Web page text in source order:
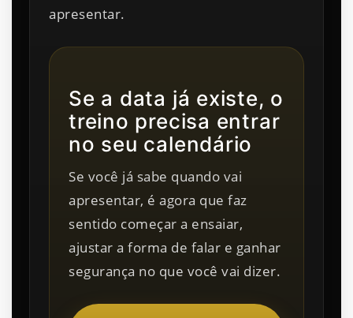
apresentar.
Se a data já existe, o
treino precisa entrar
no seu calendário
Se você já sabe quando vai
apresentar, é agora que faz
sentido começar a ensaiar,
ajustar a forma de falar e ganhar
segurança no que você vai dizer.